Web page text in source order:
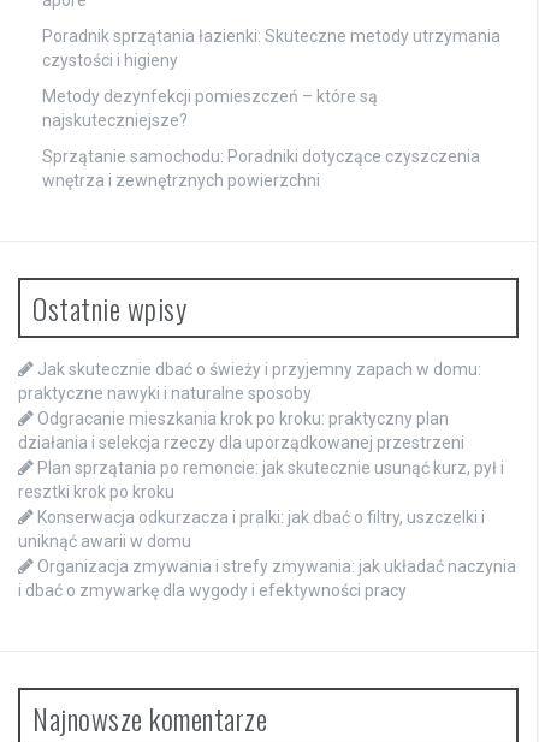
Poradnik sprzątania łazienki: Skuteczne metody utrzymania
czystości i higieny
Metody dezynfekcji pomieszczeń – które są
najskuteczniejsze?
Sprzątanie samochodu: Poradniki dotyczące czyszczenia
wnętrza i zewnętrznych powierzchni
Ostatnie wpisy
Jak skutecznie dbać o świeży i przyjemny zapach w domu:
praktyczne nawyki i naturalne sposoby
Odgracanie mieszkania krok po kroku: praktyczny plan
działania i selekcja rzeczy dla uporządkowanej przestrzeni
Plan sprzątania po remoncie: jak skutecznie usunąć kurz, pył i
resztki krok po kroku
Konserwacja odkurzacza i pralki: jak dbać o filtry, uszczelki i
uniknąć awarii w domu
Organizacja zmywania i strefy zmywania: jak układać naczynia
i dbać o zmywarkę dla wygody i efektywności pracy
Najnowsze komentarze